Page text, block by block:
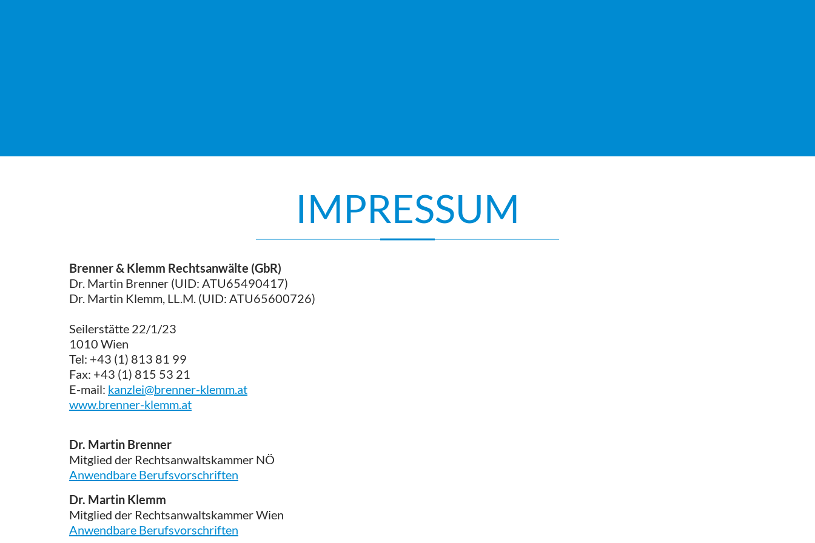
IMPRESSUM
Brenner & Klemm Rechtsanwälte (GbR)
Dr. Martin Brenner (UID: ATU65490417)
Dr. Martin Klemm, LL.M. (UID: ATU65600726)
Seilerstätte 22/1/23
1010 Wien
Tel: +43 (1) 813 81 99
Fax: +43 (1) 815 53 21
E-mail: kanzlei@brenner-klemm.at
www.brenner-klemm.at
Dr. Martin Brenner
Mitglied der Rechtsanwaltskammer NÖ
Anwendbare Berufsvorschriften
Dr. Martin Klemm
Mitglied der Rechtsanwaltskammer Wien
Anwendbare Berufsvorschriften